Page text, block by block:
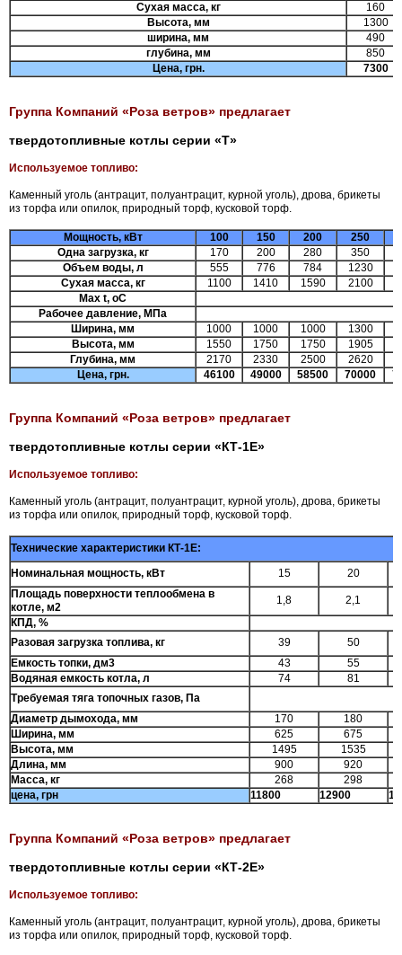
Сухая масса, кг
160
Высота, мм
1300
ширина, мм
490
глубина, мм
850
Цена, грн.
7300
Группа Компаний «Роза ветров» предлагает
твердотопливные котлы серии «Т»
Используемое топливо:
Каменный уголь (антрацит, полуантрацит, курной уголь), дрова, брикеты
из торфа или опилок, природный торф, кусковой торф.
Мощность, кВт 100 150 200 250
Одна загрузка, кг
170 200 280 350
Объем воды, л
555 776 784 1230
Сухая масса, кг
1100 1410 1590 2100
Max t, оС
Рабочее давление, МПа
Ширина, мм
1000 1000 1000 1300
Высота, мм
1550 1750 1750 1905
Глубина, мм
2170 2330 2500 2620
Цена, грн.
46100 49000 58500 70000 7
Группа Компаний «Роза ветров» предлагает
твердотопливные котлы серии «КТ-1Е»
Используемое топливо:
Каменный уголь (антрацит, полуантрацит, курной уголь), дрова, брикеты
из торфа или опилок, природный торф, кусковой торф.
Технические характеристики КТ-1Е:
Номинальная мощность, кВт
15
20
Площадь поверхности теплообмена в
котле, м2
1,8
2,1
КПД, %
Разовая загрузка топлива, кг
39
50
Емкость топки, дм3
43
55
Водяная емкость котла, л
74
81
Требуемая тяга топочных газов, Па
Диаметр дымохода, мм
170
180
Ширина, мм
625
675
Высота, мм
1495
1535
Длина, мм
900
920
Масса, кг
268
298
цена, грн
11800 12900
Группа Компаний «Роза ветров» предлагает
твердотопливные котлы серии «КТ-2Е»
Используемое топливо:
Каменный уголь (антрацит, полуантрацит, курной уголь), дрова, брикеты
из торфа или опилок, природный торф, кусковой торф.